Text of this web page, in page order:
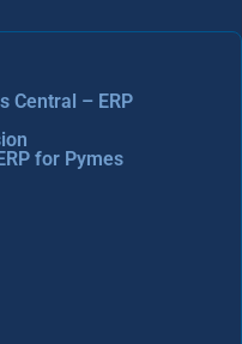
Central – ERP
for Pymes